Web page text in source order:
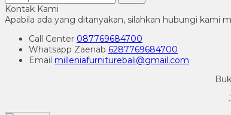
Kontak Kami
Apabila ada yang ditanyakan, silahkan hubungi kami
Call Center 087769684700
Whatsapp Zaenab 6287769684700
Email milleniafurniturebali@gmail.com